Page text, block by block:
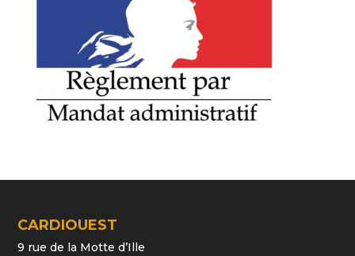
CARDIOUEST
9 rue de la Motte d’Ille